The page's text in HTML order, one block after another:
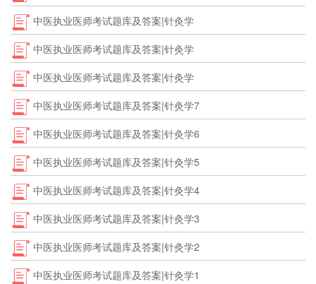
中医执业医师考试题库及答案|针灸学
中医执业医师考试题库及答案|针灸学
中医执业医师考试题库及答案|针灸学
中医执业医师考试题库及答案|针灸学7
中医执业医师考试题库及答案|针灸学6
中医执业医师考试题库及答案|针灸学5
中医执业医师考试题库及答案|针灸学4
中医执业医师考试题库及答案|针灸学3
中医执业医师考试题库及答案|针灸学2
中医执业医师考试题库及答案|针灸学1